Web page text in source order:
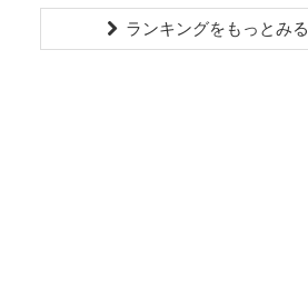
ランキングをもっとみる